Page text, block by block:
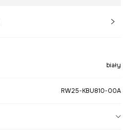
biały
RW25-KBU810-00A